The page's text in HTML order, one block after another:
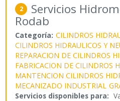
2 Servicios
Rodab
Categoría: CILINDROS
CILINDROS HIDRAULICOS Y
REPARACION DE CILINDROS
FABRICACION DE CILINDROS
MANTENCION CILINDROS
MECANIZADO INDUSTRIAL
Servicios disponibles para: